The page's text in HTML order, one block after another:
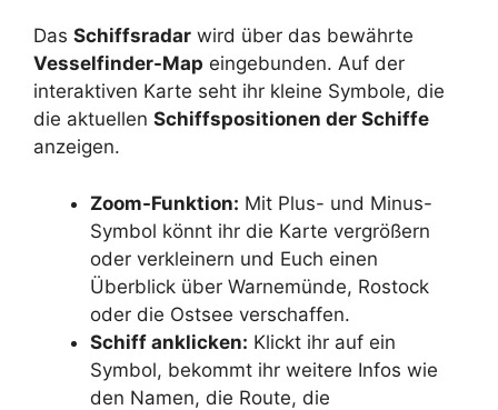
Das Schiffsradar wird über das bewährte
Vesselfinder-Map eingebunden. Auf der
interaktiven Karte seht ihr kleine Symbole, die
die aktuellen Schiffspositionen der Schiffe
anzeigen.
Zoom-Funktion: Mit Plus- und Minus-
Symbol könnt ihr die Karte vergrößern
oder verkleinern und Euch einen
Überblick über Warnemünde, Rostock
oder die Ostsee verschaffen.
Schiff anklicken: Klickt ihr auf ein
Symbol, bekommt ihr weitere Infos wie
den Namen, die Route, die